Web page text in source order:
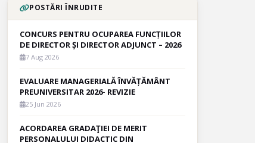
POSTĂRI ÎNRUDITE
CONCURS PENTRU OCUPAREA FUNCȚIILOR
DE DIRECTOR ȘI DIRECTOR ADJUNCT – 2026
7 Aug 2026
EVALUARE MANAGERIALĂ ÎNVĂȚĂMÂNT
PREUNIVERSITAR 2026- REVIZIE
25 Jun 2026
ACORDAREA GRADAŢIEI DE MERIT
PERSONALULUI DIDACTIC DIN